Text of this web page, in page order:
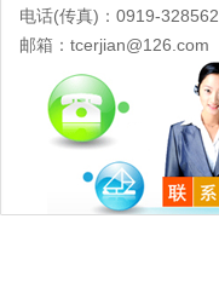
电话(传真)：0919-
邮箱：tcerjian@126.com